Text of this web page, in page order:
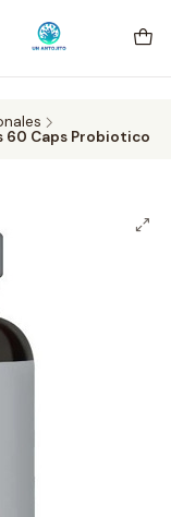
GRATIS mismo
desde CLP 39.900.
14 hrs.
60 Caps Probiotico